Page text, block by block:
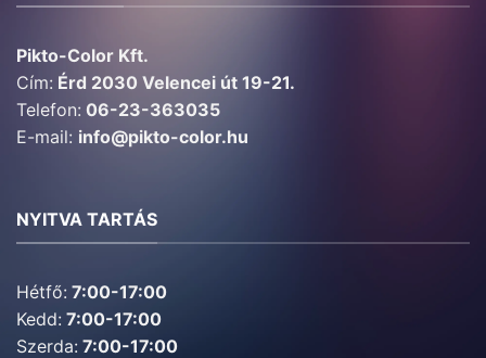
Pikto-Color Kft.
Cím: Érd 2030 Velencei út 19-21.
Telefon: 06-23-363035
E-mail: info@pikto-color.hu
NYITVA TARTÁS
Hétfő: 7:00-17:00
Kedd: 7:00-17:00
Szerda: 7:00-17:00